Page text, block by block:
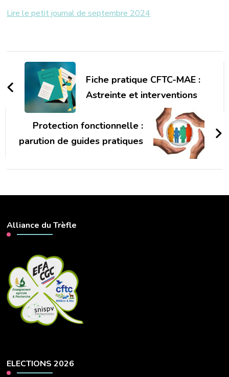
Lire le petit journal de septembre 2024
Navigation
d'article
Fiche pratique CFTC-MAE :
Astreinte et interventions
Protection fonctionnelle :
parution de guides pratiques
Alliance du Trèfle
ELECTIONS 2026